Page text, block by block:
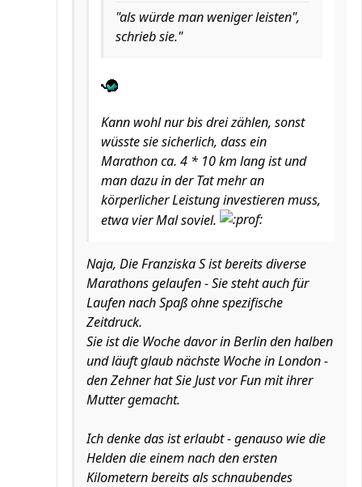
"als würde man weniger leisten",
schrieb sie."
Kann wohl nur bis drei zählen, sonst
wüsste sie sicherlich, dass ein
Marathon ca. 4 * 10 km lang ist und
man dazu in der Tat mehr an
körperlicher Leistung investieren muss,
etwa vier Mal soviel.
Naja, Die Franziska S ist bereits diverse
Marathons gelaufen - Sie steht auch für
Laufen nach Spaß ohne spezifische
Zeitdruck.
Sie ist die Woche davor in Berlin den halben
und läuft glaub nächste Woche in London -
den Zehner hat Sie Just vor Fun mit ihrer
Mutter gemacht.
Ich denke das ist erlaubt - genauso wie die
Helden die einem nach den ersten
Kilometern bereits als schnaubendes